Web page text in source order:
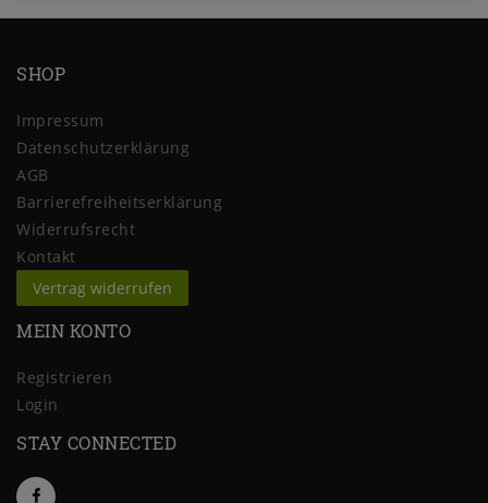
SHOP
Impressum
Daten­schutz­erklärung
AGB
Barrierefreiheitserklärung
Widerrufs­recht
Kontakt
Vertrag widerrufen
MEIN KONTO
Registrieren
Login
STAY CONNECTED